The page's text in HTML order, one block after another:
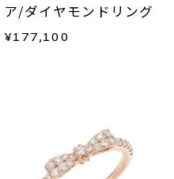
ア/ダイヤモンドリング
¥177,100